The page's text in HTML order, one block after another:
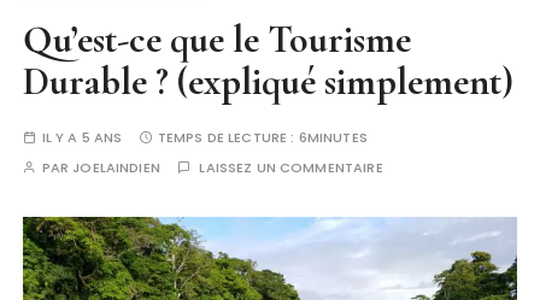
Qu’est-ce que le Tourisme
Durable ? (expliqué simplement)
IL Y A 5 ANS TEMPS DE LECTURE : 6MINUTES
PAR JOELAINDIEN LAISSEZ UN COMMENTAIRE